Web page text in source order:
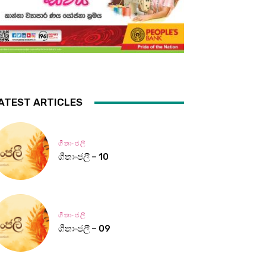
ARTICLES
ගීතාංජලී
ගීතාංජලී – 10
ගීතාංජලී
ගීතාංජලී – 09